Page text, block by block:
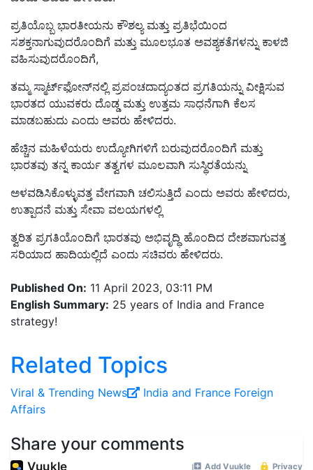
ಪ್ರತಿಯೊಬ್ಬ ಭಾರತೀಯನು ಕೌಶಲ್ಯ ಮತ್ತು ಪ್ರತಿಭೆಯಿಂದ
ಸಶಕ್ತನಾಗುವುದರೊಂದಿಗೆ ಮತ್ತು ಮೂಲಭೂತ ಅವಶ್ಯಕತೆಗಳನ್ನು ಕಾಳಜಿ
ವಹಿಸುವುದರೊಂದಿಗೆ,
ತಮ್ಮ ಸ್ಮಾರ್ಟ್‌ಫೋನ್‌ನಲ್ಲಿ ಪ್ರಪಂಚದಾದ್ಯಂತದ ಪ್ರಗತಿಯನ್ನು ವೀಕ್ಷಿಸುವ
ಭಾರತದ ಯುವಕರು ದೊಡ್ಡ ಮತ್ತು ಉತ್ತಮ ಸಾಧನೆಗಾಗಿ ಕೆಲಸ
ಮಾಡಬಹುದು ಎಂದು ಅವರು ಹೇಳಿದರು.
ಹೆಚ್ಚಿನ ಮಹಿಳೆಯರು ಉದ್ಯೋಗಿಗಳಿಗೆ ಬರುವುದರೊಂದಿಗೆ ಮತ್ತು
ಭಾರತವು ತನ್ನ ಕಾರ್ಯ ತತ್ವಗಳ ಮೂಲವಾಗಿ ಸುಸ್ಥಿರತೆಯನ್ನು
ಅಳವಡಿಸಿಕೊಳ್ಳುವತ್ತ ವೇಗವಾಗಿ ಚಲಿಸುತ್ತಿದೆ ಎಂದು ಅವರು ಹೇಳಿದರು,
ಉತ್ಪಾದನೆ ಮತ್ತು ಸೇವಾ ವಲಯಗಳಲ್ಲಿ
ತ್ವರಿತ ಪ್ರಗತಿಯೊಂದಿಗೆ ಭಾರತವು ಅಭಿವೃದ್ಧಿ ಹೊಂದಿದ ದೇಶವಾಗುವತ್ತ
ಸರಿಯಾದ ಹಾದಿಯಲ್ಲಿದೆ ಎಂದು ಸಚಿವರು ಹೇಳಿದರು.
Published On: 11 April 2023, 03:11 PM
English Summary: 25 years of India and France
strategy!
Related Topics
Viral ‍& Trending News India and France Foreign
Affairs
Share your comments